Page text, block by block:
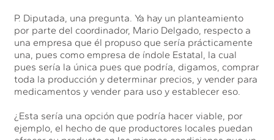
P. Diputada, una pregunta. Ya hay un planteamiento
por parte del coordinador, Mario Delgado, respecto a
una empresa que él propuso que sería prácticamente
una, pues como empresa de índole Estatal, la cual
pues sería la única pues que podría, digamos, comprar
toda la producción y determinar precios, y vender para
medicamentos y vender para uso y establecer eso.
¿Esta sería una opción que podría hacer viable, por
ejemplo, el hecho de que productores locales puedan